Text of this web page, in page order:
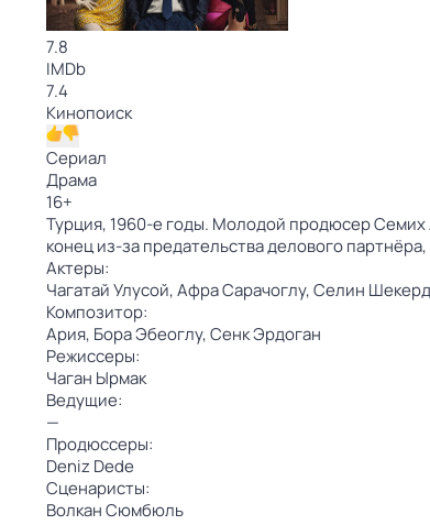
7.8
IMDb
7.4
Кинопоиск
Сериал
Драма
16+
Турция, 1960-е годы. Молодой продюсер
конец из-за предательства делового
Актеры:
Чагатай Улусой,Афра Сарачоглу,Селин
Композитор:
Ария, Бора Эбеоглу,Сенк Эрдоган
Режиссеры:
Чаган Ырмак
Ведущие:
—
Продюссеры:
Deniz Dede
Сценаристы:
Волкан Сюмбюль